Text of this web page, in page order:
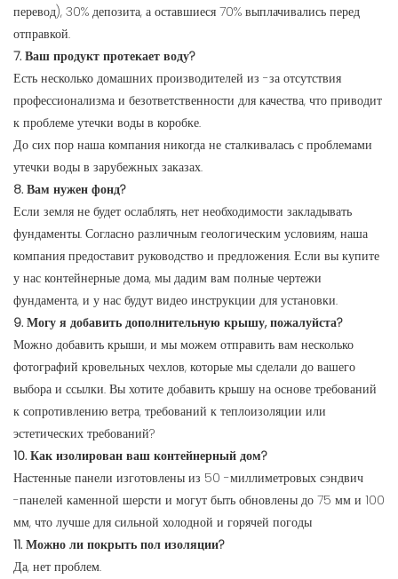
перевод), 30% депозита, а оставшиеся 70% выплачивались перед
отправкой.
7. Ваш продукт протекает воду?
Есть несколько домашних производителей из -за отсутствия
профессионализма и безответственности для качества, что приводит
к проблеме утечки воды в коробке.
До сих пор наша компания никогда не сталкивалась с проблемами
утечки воды в зарубежных заказах.
8. Вам нужен фонд?
Если земля не будет ослаблять, нет необходимости закладывать
фундаменты. Согласно различным геологическим условиям, наша
компания предоставит руководство и предложения. Если вы купите
у нас контейнерные дома, мы дадим вам полные чертежи
фундамента, и у нас будут видео инструкции для установки.
9. Могу я добавить дополнительную крышу, пожалуйста?
Можно добавить крыши, и мы можем отправить вам несколько
фотографий кровельных чехлов, которые мы сделали до вашего
выбора и ссылки. Вы хотите добавить крышу на основе требований
к сопротивлению ветра, требований к теплоизоляции или
эстетических требований?
10. Как изолирован ваш контейнерный дом?
Настенные панели изготовлены из 50 -миллиметровых сэндвич
-панелей каменной шерсти и могут быть обновлены до 75 мм и 100
мм, что лучше для сильной холодной и горячей погоды
11. Можно ли покрыть пол изоляции?
Да, нет проблем.